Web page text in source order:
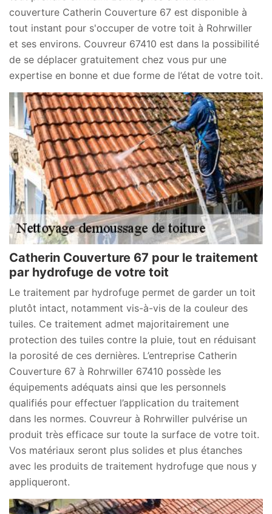
couverture Catherin Couverture 67 est disponible à
tout instant pour s'occuper de votre toit à Rohrwiller
et ses environs. Couvreur 67410 est dans la possibilité
de se déplacer gratuitement chez vous pur une
expertise en bonne et due forme de l’état de votre toit.
Catherin Couverture 67 pour le traitement
par hydrofuge de votre toit
Le traitement par hydrofuge permet de garder un toit
plutôt intact, notamment vis-à-vis de la couleur des
tuiles. Ce traitement admet majoritairement une
protection des tuiles contre la pluie, tout en réduisant
la porosité de ces dernières. L’entreprise Catherin
Couverture 67 à Rohrwiller 67410 possède les
équipements adéquats ainsi que les personnels
qualifiés pour effectuer l’application du traitement
dans les normes. Couvreur à Rohrwiller pulvérise un
produit très efficace sur toute la surface de votre toit.
Vos matériaux seront plus solides et plus étanches
avec les produits de traitement hydrofuge que nous y
appliqueront.